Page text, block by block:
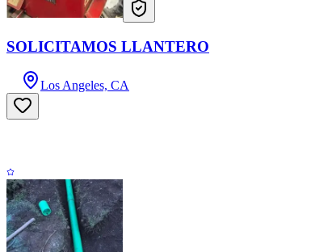
SOLICITAMOS LLANTERO
Los Angeles, CA